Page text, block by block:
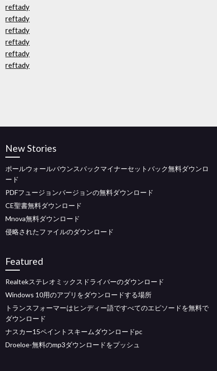
reftady
reftady
reftady
reftady
reftady
reftady
New Stories
ポールウォールバウンスバックマイナーセットバック無料ダウンロ
ード
PDFフュージョンバージョンの無料ダウンロード
CE聖書無料ダウンロード
Mnova無料ダウンロード
侵略されたファイルのダウンロード
Featured
Realtekステレオミックスドライバーのダウンロード
Windows 10用のアプリをダウンロードする場所
トランスフォーマーはヒンディー語ですべてのエピソードを無料で
ダウンロード
ナスカー15ペイントスキームダウンロードpc
Droeloe-無料のmp3ダウンロードをプッシュ